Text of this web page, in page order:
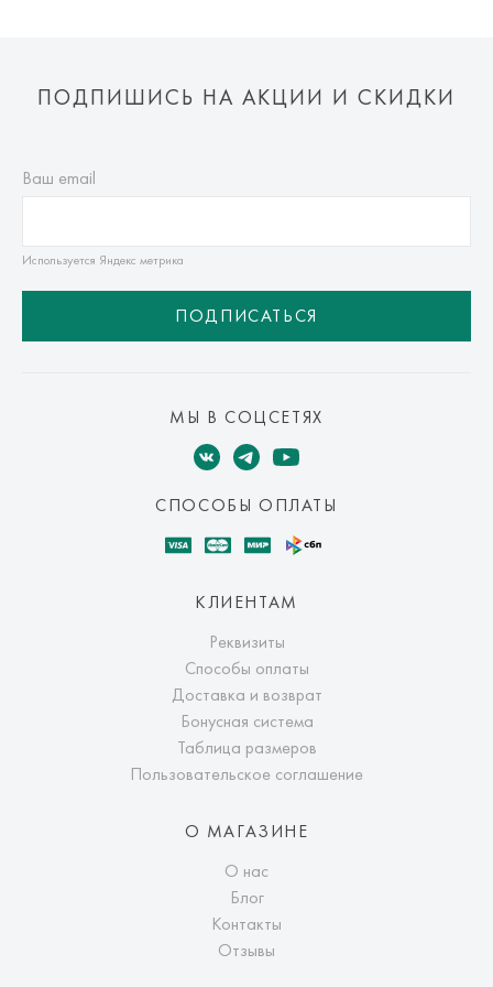
ПОДПИШИСЬ НА АКЦИИ И СКИДКИ
Ваш email
Используется Яндекс метрика
ПОДПИСАТЬСЯ
МЫ В СОЦСЕТЯХ
СПОСОБЫ ОПЛАТЫ
КЛИЕНТАМ
Реквизиты
Способы оплаты
Доставка и возврат
Бонусная система
Таблица размеров
Пользовательское соглашение
О МАГАЗИНЕ
О нас
Блог
Контакты
Отзывы